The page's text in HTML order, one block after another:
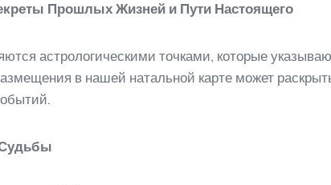
Прошлых Жизней и Пути Настоящего
астрологическими точками, которые
в нашей натальной карте может